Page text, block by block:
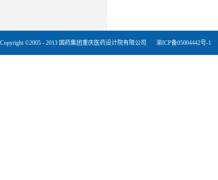
Copyright ©2005 - 2013 国药集团重庆医药设计院有限公司 渝ICP备05004442号-1